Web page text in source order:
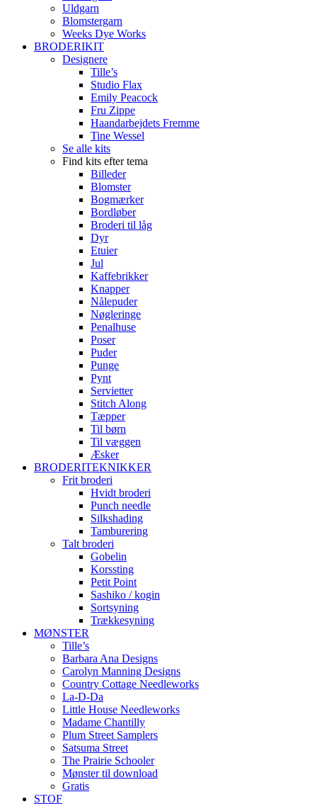
Uldgarn
Blomstergarn
Weeks Dye Works
BRODERIKIT
Designere
Tille’s
Studio Flax
Emily Peacock
Fru Zippe
Haandarbejdets Fremme
Tine Wessel
Se alle kits
Find kits efter tema
Billeder
Blomster
Bogmærker
Bordløber
Broderi til låg
Dyr
Etuier
Jul
Kaffebrikker
Knapper
Nålepuder
Nøgleringe
Penalhuse
Poser
Puder
Punge
Pynt
Servietter
Stitch Along
Tæpper
Til børn
Til væggen
Æsker
BRODERITEKNIKKER
Frit broderi
Hvidt broderi
Punch needle
Silkshading
Tamburering
Talt broderi
Gobelin
Korssting
Petit Point
Sashiko / kogin
Sortsyning
Trækkesyning
MØNSTER
Tille’s
Barbara Ana Designs
Carolyn Manning Designs
Country Cottage Needleworks
La-D-Da
Little House Needleworks
Madame Chantilly
Plum Street Samplers
Satsuma Street
The Prairie Schooler
Mønster til download
Gratis
STOF